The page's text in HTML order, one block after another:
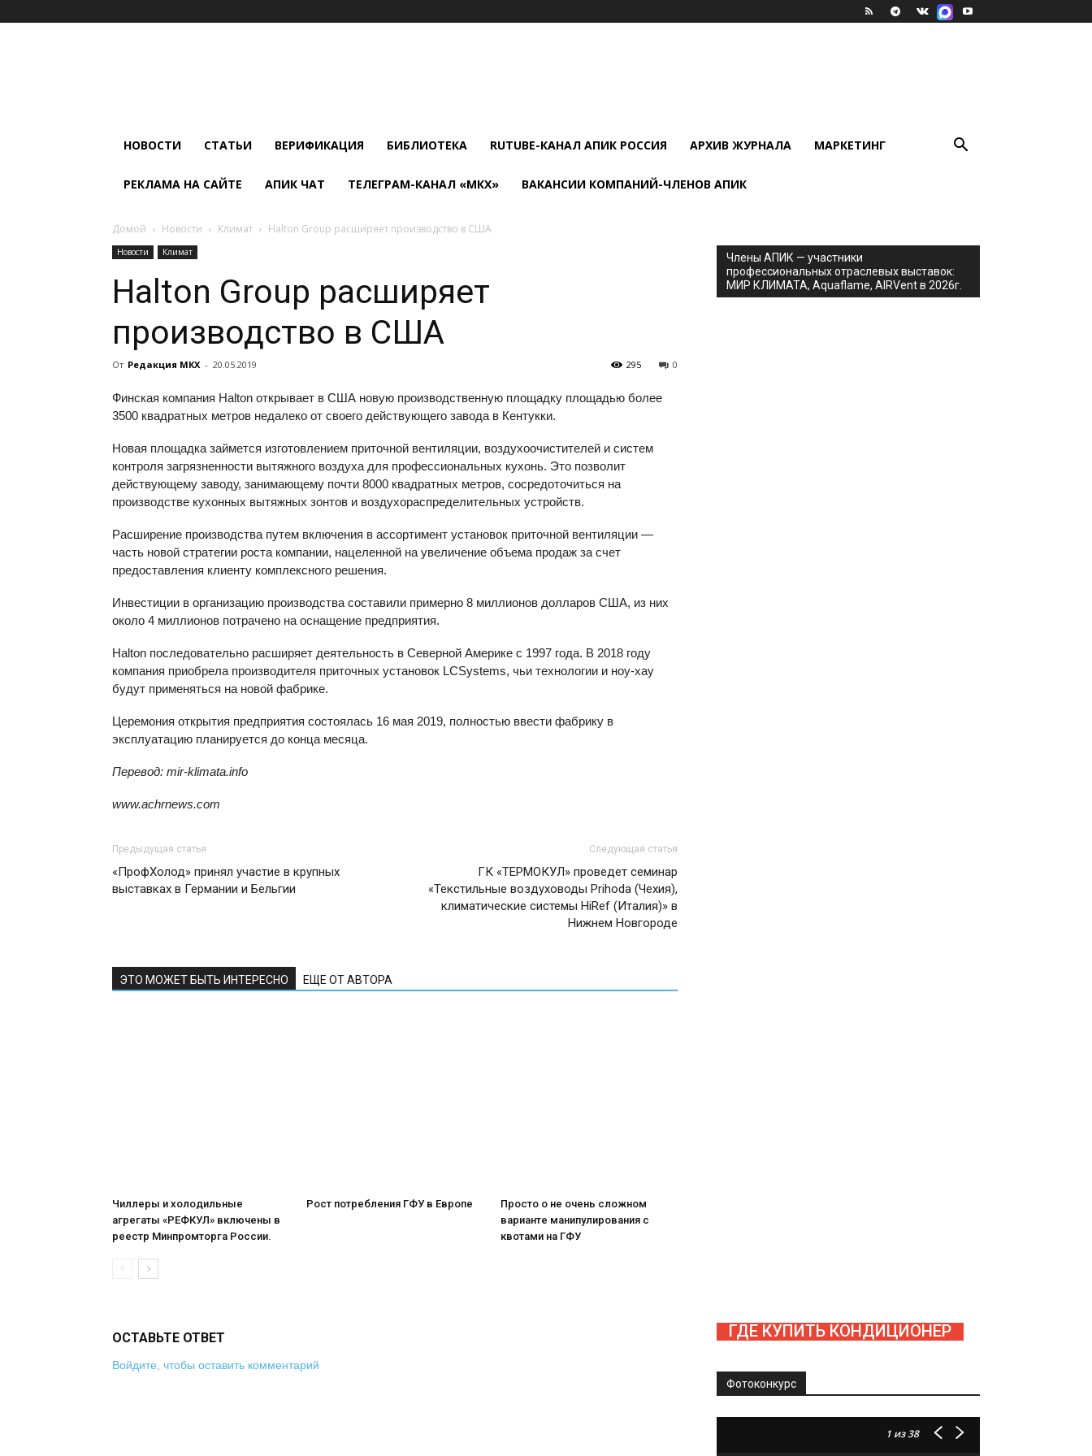
НОВОСТИ СТАТЬИ ВЕРИФИКАЦИЯ БИБЛИОТЕКА RUTUBE-КАНАЛ АПИК РОССИЯ АРХИВ ЖУРНАЛА МАРКЕТИНГ
РЕКЛАМА НА САЙТЕ АПИК ЧАТ ТЕЛЕГРАМ-КАНАЛ «МКХ» ВАКАНСИИ КОМПАНИЙ-ЧЛЕНОВ АПИК
Домой Новости Климат Halton Group расширяет производство в США
Новости Климат
Halton Group расширяет
производство в США
От Редакция МКХ - 20.05.2019 0
295
Финская компания Halton открывает в США новую производственную площадку площадью более
3500 квадратных метров недалеко от своего действующего завода в Кентукки.
Новая площадка займется изготовлением приточной вентиляции, воздухоочистителей и систем
контроля загрязненности вытяжного воздуха для профессиональных кухонь. Это позволит
действующему заводу, занимающему почти 8000 квадратных метров, сосредоточиться на
производстве кухонных вытяжных зонтов и воздухораспределительных устройств.
Расширение производства путем включения в ассортимент установок приточной вентиляции —
часть новой стратегии роста компании, нацеленной на увеличение объема продаж за счет
предоставления клиенту комплексного решения.
Инвестиции в организацию производства составили примерно 8 миллионов долларов США, из них
около 4 миллионов потрачено на оснащение предприятия.
Halton последовательно расширяет деятельность в Северной Америке с 1997 года. В 2018 году
компания приобрела производителя приточных установок LCSystems, чьи технологии и ноу-хау
будут применяться на новой фабрике.
Церемония открытия предприятия состоялась 16 мая 2019, полностью ввести фабрику в
эксплуатацию планируется до конца месяца.
Перевод: mir-klimata.info
www.achrnews.com
Предыдущая статья
«ПрофХолод» принял участие в крупных
выставках в Германии и Бельгии
Следующая статья
ГК «ТЕРМОКУЛ» проведет семинар
«Текстильные воздуховоды Prihoda (Чехия),
климатические системы HiRef (Италия)» в
Нижнем Новгороде
ЭТО МОЖЕТ БЫТЬ ИНТЕРЕСНО ЕЩЕ ОТ АВТОРА
Чиллеры и холодильные
агрегаты «РЕФКУЛ» включены в
реестр Минпромторга России.
Рост потребления ГФУ в Европе
Просто о не очень сложном
варианте манипулирования с
квотами на ГФУ
ОСТАВЬТЕ ОТВЕТ
Войдите, чтобы оставить комментарий
Члены АПИК — участники
профессиональных отраслевых выставок:
МИР КЛИМАТА, Aquaflame, AIRVent в 2026г.
ГДЕ КУПИТЬ КОНДИЦИОНЕР
Фотоконкурс
1 из 38